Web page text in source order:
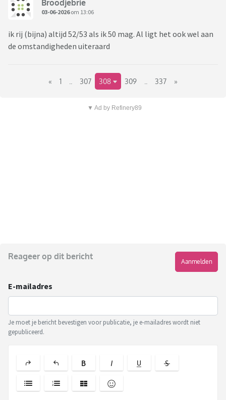
Broodjebrie
03-06-2026om 13:06
ik rij (bijna) altijd 52/53 als ik 50 mag. Al ligt het ook wel aan
de omstandigheden uiteraard
« 1 307 308 309 337 »
▼ Ad by Refinery89
Reageer op dit bericht
Aanmelden
E-mailadres
Je moet je bericht bevestigen voor publicatie, je e-mailadres wordt niet
gepubliceerd.